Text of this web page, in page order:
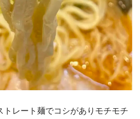
トレート麺でコシがありモチモチ